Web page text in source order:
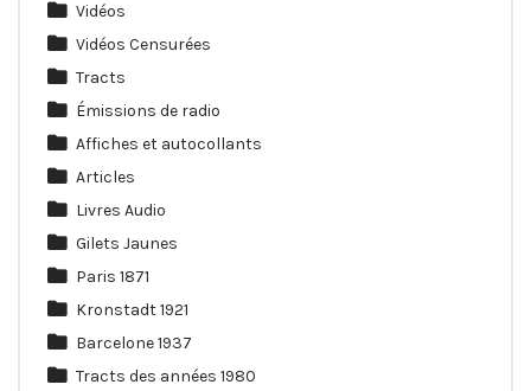
Vidéos
Vidéos Censurées
Tracts
Émissions de radio
Affiches et autocollants
Articles
Livres Audio
Gilets Jaunes
Paris 1871
Kronstadt 1921
Barcelone 1937
Tracts des années 1980